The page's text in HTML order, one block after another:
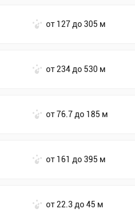
от 127 до 305 м
от 234 до 530 м
от 76.7 до 185 м
от 161 до 395 м
от 22.3 до 45 м